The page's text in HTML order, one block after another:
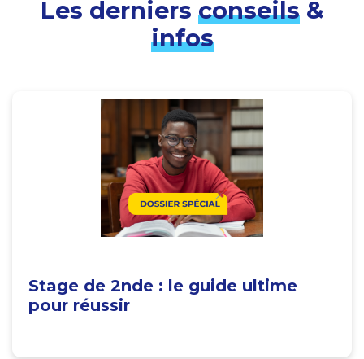
Les derniers conseils&
infos
Stage de 2nde : le guide ultime
pour réussir